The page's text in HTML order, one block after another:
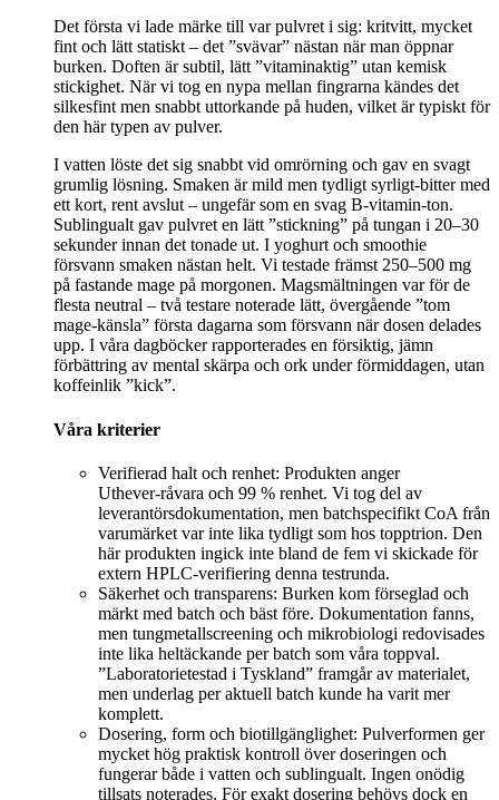
Det första vi lade märke till var pulvret i sig: kritvitt, mycket
fint och lätt statiskt – det ”svävar” nästan när man öppnar
burken. Doften är subtil, lätt ”vitaminaktig” utan kemisk
stickighet. När vi tog en nypa mellan fingrarna kändes det
silkesfint men snabbt uttorkande på huden, vilket är typiskt för
den här typen av pulver.
I vatten löste det sig snabbt vid omrörning och gav en svagt
grumlig lösning. Smaken är mild men tydligt syrligt‑bitter med
ett kort, rent avslut – ungefär som en svag B‑vitamin‑ton.
Sublingualt gav pulvret en lätt ”stickning” på tungan i 20–30
sekunder innan det tonade ut. I yoghurt och smoothie
försvann smaken nästan helt. Vi testade främst 250–500 mg
på fastande mage på morgonen. Magsmältningen var för de
flesta neutral – två testare noterade lätt, övergående ”tom
mage‑känsla” första dagarna som försvann när dosen delades
upp. I våra dagböcker rapporterades en försiktig, jämn
förbättring av mental skärpa och ork under förmiddagen, utan
koffeinlik ”kick”.
Våra kriterier
Verifierad halt och renhet: Produkten anger
Uthever‑råvara och 99 % renhet. Vi tog del av
leverantörsdokumentation, men batchspecifikt CoA från
varumärket var inte lika tydligt som hos topptrion. Den
här produkten ingick inte bland de fem vi skickade för
extern HPLC‑verifiering denna testrunda.
Säkerhet och transparens: Burken kom förseglad och
märkt med batch och bäst före. Dokumentation fanns,
men tungmetallscreening och mikrobiologi redovisades
inte lika heltäckande per batch som våra toppval.
”Laboratorietestad i Tyskland” framgår av materialet,
men underlag per aktuell batch kunde ha varit mer
komplett.
Dosering, form och biotillgänglighet: Pulverformen ger
mycket hög praktisk kontroll över doseringen och
fungerar både i vatten och sublingualt. Ingen onödig
tillsats noterades. För exakt dosering behövs dock en